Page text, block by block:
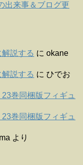
出来事＆ブログ更
説する に okane
説する に ひでお
巻同梱版フィギュ
巻同梱版フィギュ
より